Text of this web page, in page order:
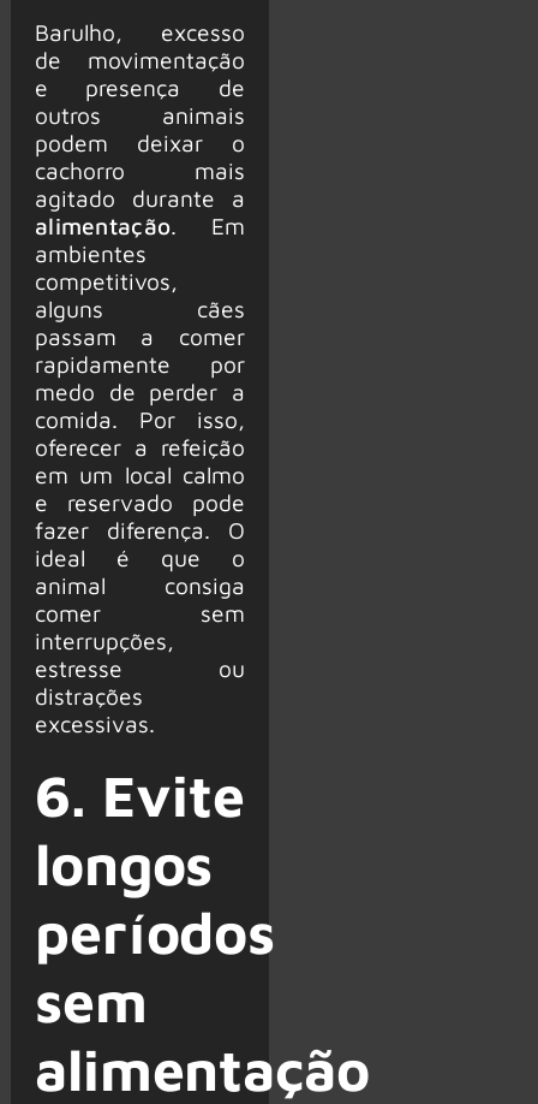
Barulho, excesso
de movimentação
e presença de
outros animais
podem deixar o
cachorro mais
agitado durante a
alimentação. Em
ambientes
competitivos,
alguns cães
passam a comer
rapidamente por
medo de perder a
comida. Por isso,
oferecer a refeição
em um local calmo
e reservado pode
fazer diferença. O
ideal é que o
animal consiga
comer sem
interrupções,
estresse ou
distrações
excessivas.
6. Evite
longos
períodos
sem
alimentação